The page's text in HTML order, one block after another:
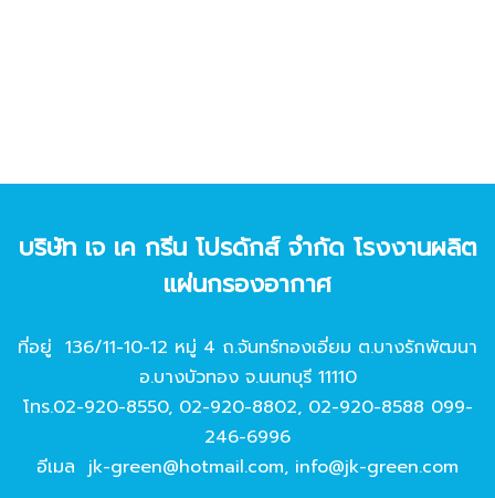
บริษัท เจ เค กรีน โปรดักส์ จํากัด โรงงานผลิต
แผ่นกรองอากาศ
ที่อยู่ 136/11-10-12 หมู่ 4 ถ.จันทร์ทองเอี่ยม ต.บางรักพัฒนา
อ.บางบัวทอง จ.นนทบุรี 11110
โทร.02-920-8550, 02-920-8802, 02-920-8588 099-
246-6996
อีเมล jk-green@hotmail.com, info@jk-green.com